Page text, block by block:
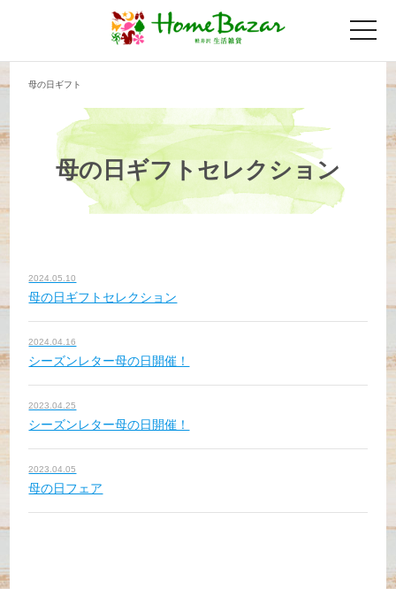
toggle
母の日ギフト
母の日ギフトセレクション
2024.05.10
母の日ギフトセレクション
2024.04.16
シーズンレター母の日開催！
2023.04.25
シーズンレター母の日開催！
2023.04.05
母の日フェア